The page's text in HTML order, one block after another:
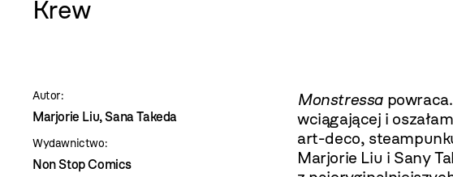
szablon
szczegóły
Krew
Autor:
Marjorie Liu, Sana Takeda
Wydawnictwo:
Non Stop Comics
Monstressa
wciągającej i
art-deco,
Marjorie Liu i Sany